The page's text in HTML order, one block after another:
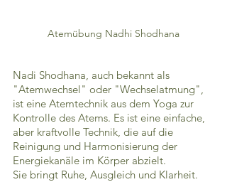
Atemübung Nadhi Shodhana
Nadi Shodhana, auch bekannt als
"Atemwechsel" oder "Wechselatmung",
ist eine Atemtechnik aus dem Yoga zur
Kontrolle des Atems. Es ist eine einfache,
aber kraftvolle Technik, die auf die
Reinigung und Harmonisierung der
Energiekanäle im Körper abzielt.
Sie bringt Ruhe, Ausgleich und Klarheit.